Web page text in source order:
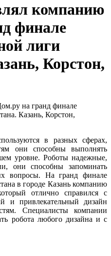
компанию
финале
лиги
Корстон,
на гранд финале
Казань, Корстон,
в разных сферах,
они способны выполнять
уровне. Роботы надежные,
они способны запоминать
вопросы. На гранд финале
в городе Казань компанию
отлично справился с
и привлекательный дизайн
Специалисты компании
робота любого дизайна и с